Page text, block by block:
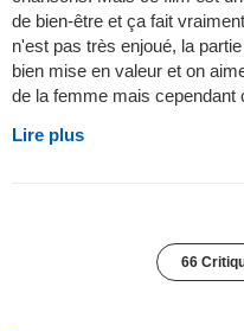
de bien-être et ça fait
n'est pas très enjoué, la
bien mise en valeur et on
de la femme mais cependant
Lire plus
66